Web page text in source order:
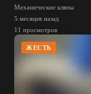
Механические кляпы
5 месяцев назад
11 просмотров
ЖЕСТЬ